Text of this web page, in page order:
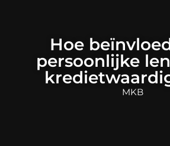
Hoe
persoonlijke
MKB